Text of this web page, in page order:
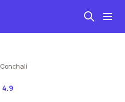
Conchalí
4.9